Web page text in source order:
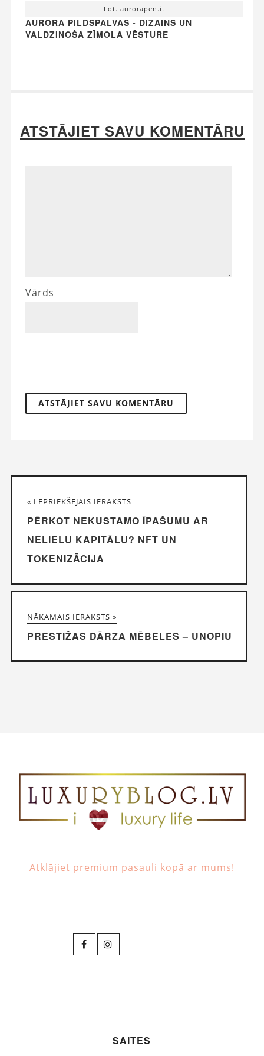
Fot. aurorapen.it
AURORA PILDSPALVAS - DIZAINS UN
VALDZINOŠA ZĪMOLA VĒSTURE
ATSTĀJIET SAVU KOMENTĀRU
Vārds
« LEPRIEKŠĒJAIS IERAKSTS
PĒRKOT NEKUSTAMO ĪPAŠUMU AR
NELIELU KAPITĀLU? NFT UN
TOKENIZĀCIJA
NĀKAMAIS IERAKSTS »
PRESTIŽAS DĀRZA MĒBELES – UNOPIU
Atklājiet premium pasauli kopā ar mums!
SAITES